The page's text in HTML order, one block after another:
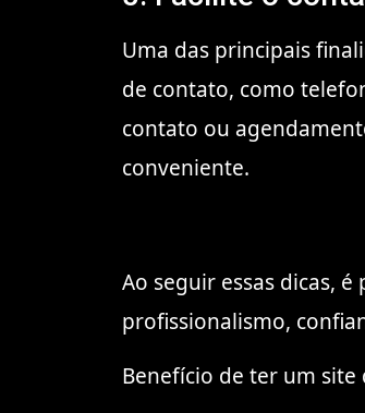
Uma das principais
de contato, como
contato ou
conveniente.
Ao seguir essas dicas,
profissionalismo,
Benefício de ter um